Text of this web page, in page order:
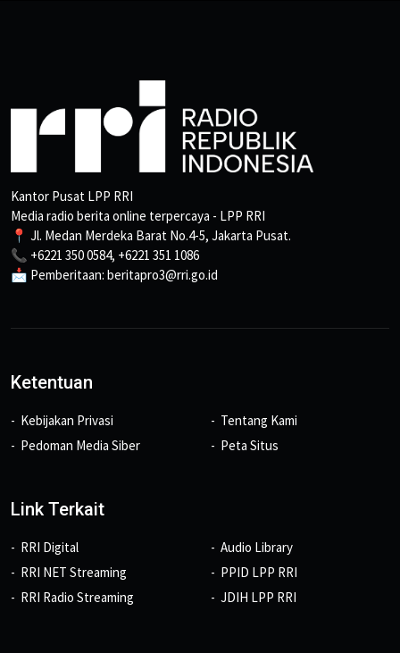
Kantor Pusat LPP RRI
Media radio berita online terpercaya - LPP RRI
📍 Jl. Medan Merdeka Barat No.4-5, Jakarta Pusat.
📞 +6221 350 0584, +6221 351 1086
📩 Pemberitaan: beritapro3@rri.go.id
Ketentuan
Kebijakan Privasi
Pedoman Media Siber
Tentang Kami
Peta Situs
Link Terkait
RRI Digital
RRI NET Streaming
RRI Radio Streaming
Audio Library
PPID LPP RRI
JDIH LPP RRI